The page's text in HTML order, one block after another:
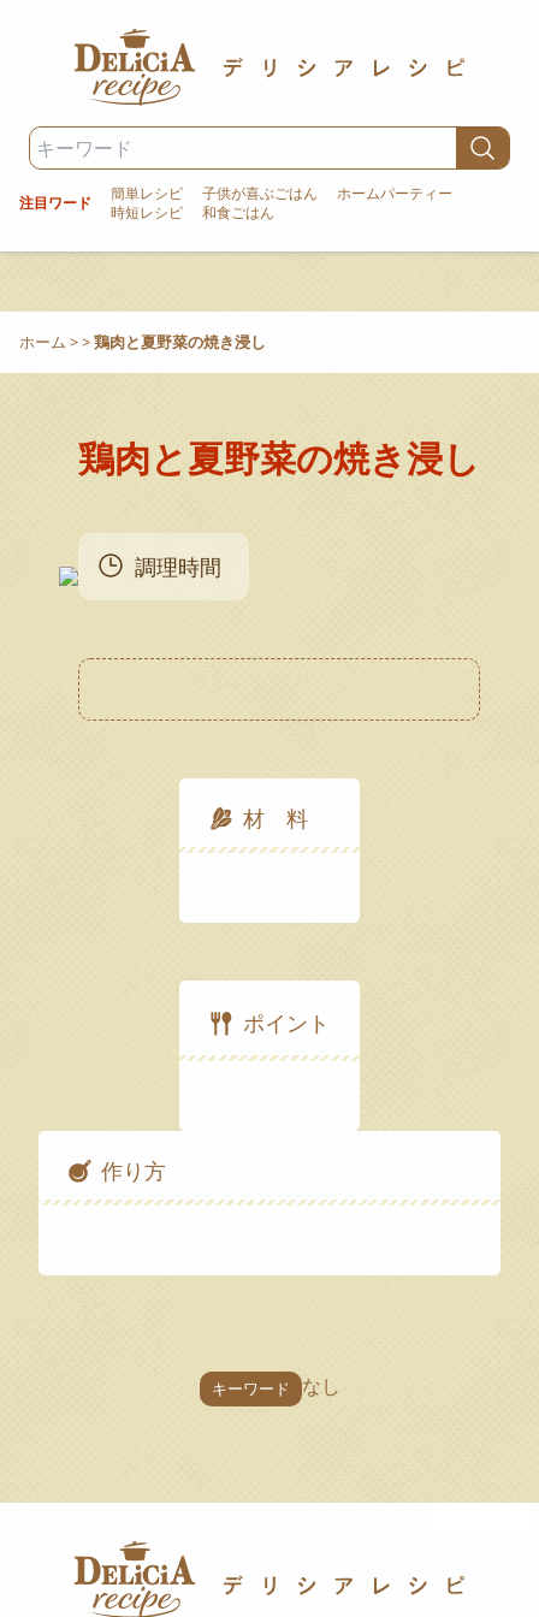
注目ワード 簡単レシピ 子供が喜ぶごはん
ホームパーティー
時短レシピ
和食ごはん
ホーム >>鶏肉と夏野菜の焼き浸し
鶏肉と夏野菜の焼き浸し
調理時間
材 料
ポイント
作り方
キーワード なし